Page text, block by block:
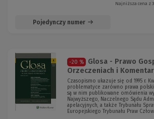
Najniższa cena z
Pojedynczy numer
-20 %
Glosa - Prawo
Orzeczeniach i
Czasopismo ukazuje się od 1995 r.
problematyce zarówno prawa
są w nim publikowane omówienia
Najwyższego, Naczelnego Sądu
apelacyjnych, a także Trybunału
Europejskiego Trybunału Praw